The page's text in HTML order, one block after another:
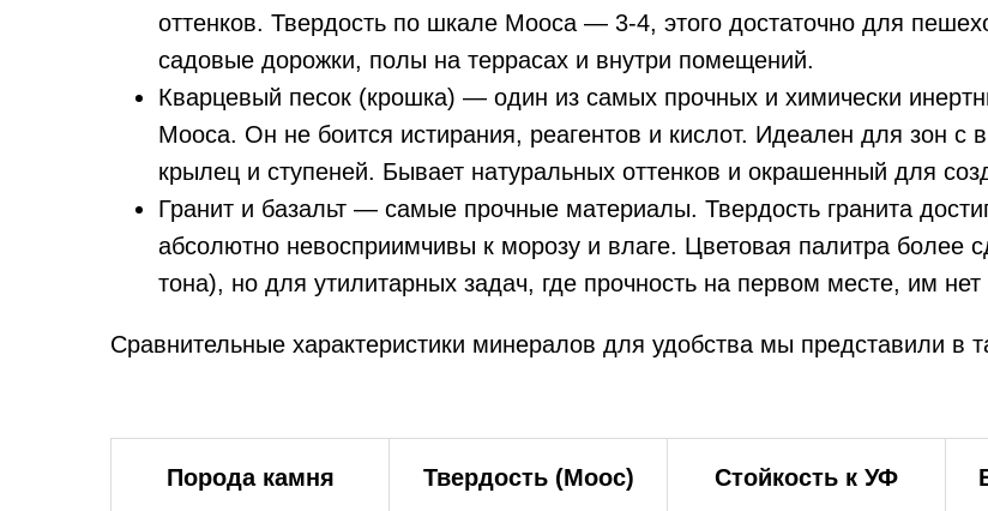
оттенков. Твердость по шкале Мооса — 3-4, этого достаточно для
садовые дорожки, полы на террасах и внутри помещений.
Кварцевый песок (крошка) — один из самых прочных и химически
Мооса. Он не боится истирания, реагентов и кислот. Идеален для зон с
крылец и ступеней. Бывает натуральных оттенков и окрашенный для
Гранит и базальт — самые прочные материалы. Твердость гранита
абсолютно невосприимчивы к морозу и влаге. Цветовая палитра более
тона), но для утилитарных задач, где прочность на первом месте, им
Сравнительные характеристики минералов для удобства мы представили в
Порода камня Твердость (Моос) Стойкость к УФ